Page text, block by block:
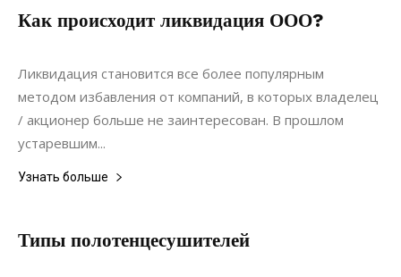
Как происходит ликвидация ООО?
03.09.2021
Ликвидация становится все более популярным
методом избавления от компаний, в которых владелец
/ акционер больше не заинтересован. В прошлом
устаревшим...
Узнать больше
Типы полотенцесушителей
21.05.2017